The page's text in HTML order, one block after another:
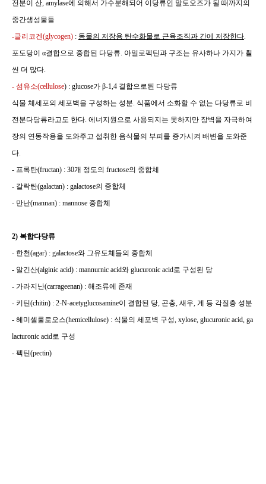
전분이 산, amylase에 의해서 가수분해되어 이당류인 말토오즈가 될 때까지의
중간생성물들
-글리코겐(glycogen) : 동물의 저장용 탄수화물로 근육조직과 간에 저장한다.
포도당이 α결합으로 중합된 다당류. 아밀로펙틴과 구조는 유사하나 가지가 훨
씬 더 많다.
- 섬유소(cellulose) : glucose가 β-1,4 결합으로된 다당류
식물 체세포의 세포벽을 구성하는 성분. 식품에서 소화할 수 없는 다당류로 비
전분다당류라고도 한다. 에너지원으로 사용되지는 못하지만 장벽을 자극하여
장의 연동작용을 도와주고 섭취한 음식물의 부피를 증가시켜 배변을 도와준
다.
- 프록탄(fructan) : 30개 정도의 fructose의 중합체
- 갈락탄(galactan) : galactose의 중합체
- 만난(mannan) : mannose 중합체
2) 복합다당류
- 한천(agar) : galactose와 그유도체들의 중합체
- 알긴산(alginic acid) : mannurnic acid와 glucuronic acid로 구성된 당
- 가라지난(carrageenan) : 해조류에 존재
- 키틴(chitin) : 2-N-acetyglucosamine이 결합된 당, 곤충, 새우, 게 등 각질층 성분
- 헤미셀룰로오스(hemicellulose) : 식물의 세포벽 구성, xylose, glucuronic acid, ga
lacturonic acid로 구성
- 펙틴(pectin)